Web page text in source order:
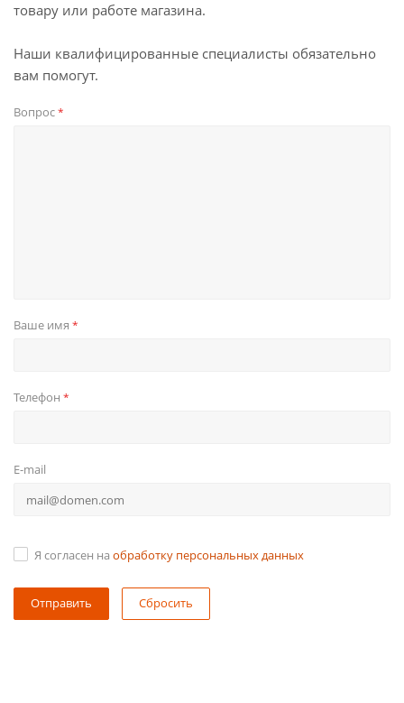
товару или работе магазина.
Наши квалифицированные специалисты обязательно
вам помогут.
Вопрос*
Ваше имя *
Телефон *
E-mail
Я согласен на обработку персональных данных
Сбросить